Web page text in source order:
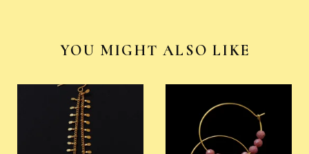
YOU MIGHT ALSO LIKE